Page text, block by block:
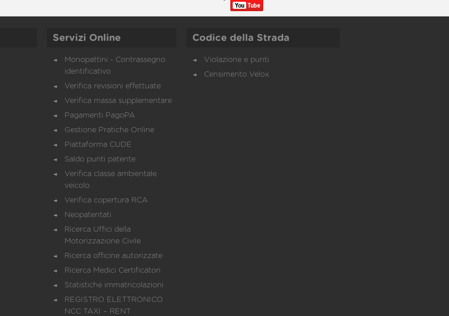
Servizi Online
Monopattini - Contrassegno
identificativo
Verifica revisioni effettuate
Verifica massa supplementare
Pagamenti PagoPA
Gestione Pratiche Online
Piattaforma CUDE
Saldo punti patente
Verifica classe ambientale
veicolo
Verifica copertura RCA
Neopatentati
Ricerca Uffici della
Motorizzazione Civile
Ricerca officine autorizzate
Ricerca Medici Certificatori
Statistiche immatricolazioni
REGISTRO ELETTRONICO
NCC TAXI – RENT
Codice della Strada
Violazione e punti
Censimento Velox